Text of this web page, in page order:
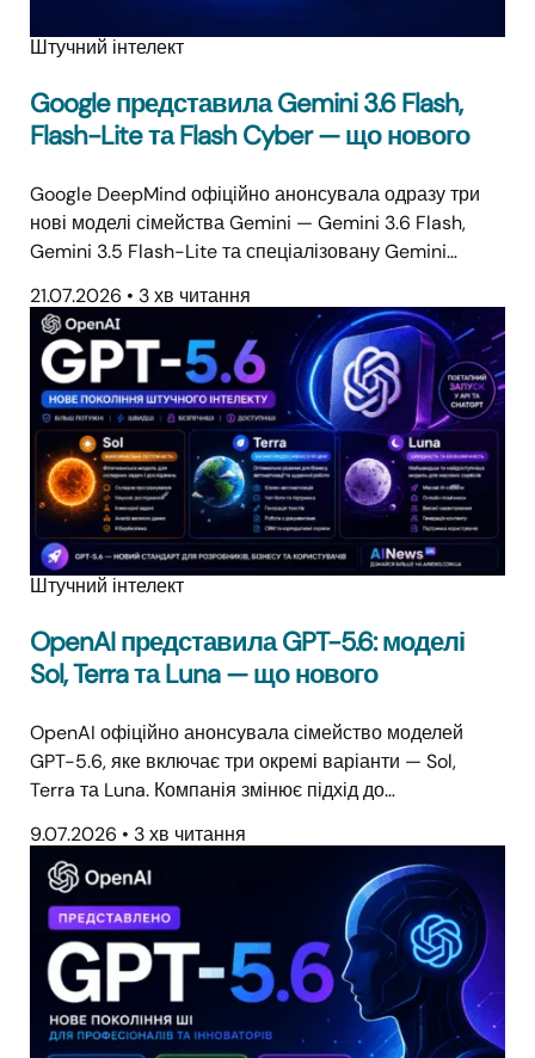
Штучний інтелект
Google представила Gemini 3.6 Flash,
Flash-Lite та Flash Cyber — що нового
Google DeepMind офіційно анонсувала одразу три
нові моделі сімейства Gemini — Gemini 3.6 Flash,
Gemini 3.5 Flash-Lite та спеціалізовану Gemini…
21.07.2026 • 3 хв читання
Штучний інтелект
OpenAI представила GPT-5.6: моделі
Sol, Terra та Luna — що нового
OpenAI офіційно анонсувала сімейство моделей
GPT-5.6, яке включає три окремі варіанти — Sol,
Terra та Luna. Компанія змінює підхід до…
9.07.2026 • 3 хв читання